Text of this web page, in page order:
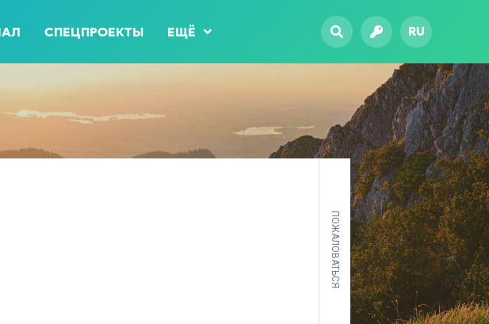
СПЕЦПРОЕКТЫ ЕЩЁ RU
ПОЖАЛОВАТЬСЯ